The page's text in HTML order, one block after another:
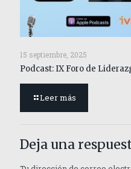
15 septiembre, 2025
Podcast: IX Foro de
Leer más
Deja una